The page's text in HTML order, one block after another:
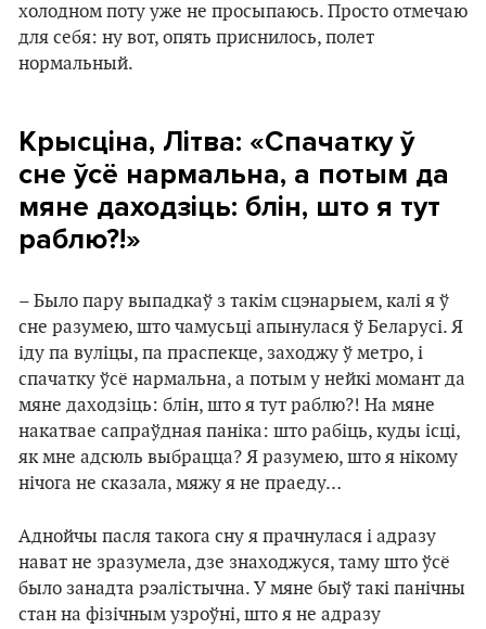
холодном поту уже не просыпаюсь. Просто отмечаю
для себя: ну вот, опять приснилось, полет
нормальный.
Крысціна, Літва: «Спачатку ў
сне ўсё нармальна, а потым да
мяне даходзіць: блін, што я тут
раблю?!»
– Было пару выпадкаў з такім сцэнарыем, калі я ў
сне разумею, што чамусьці апынулася ў Беларусі. Я
іду па вуліцы, па праспекце, заходжу ў метро, і
спачатку ўсё нармальна, а потым у нейкі момант да
мяне даходзіць: блін, што я тут раблю?! На мяне
накатвае сапраўдная паніка: што рабіць, куды ісці,
як мне адсюль выбрацца? Я разумею, што я нікому
нічога не сказала, мяжу я не праеду…
Аднойчы пасля такога сну я прачнулася і адразу
нават не зразумела, дзе знаходжуся, таму што ўсё
было занадта рэалістычна. У мяне быў такі панічны
стан на фізічным узроўні, што я не адразу